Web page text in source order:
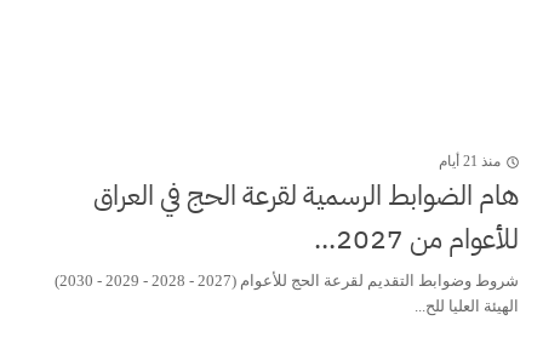
منذ 21 أيام
هام الضوابط الرسمية لقرعة الحج في العراق
للأعوام من 2027...
شروط وضوابط التقديم لقرعة الحج للأعوام (2027 - 2028 - 2029 - 2030)
الهيئة العليا للح...